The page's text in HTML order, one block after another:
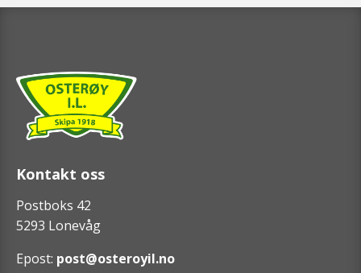
Kontakt oss
Postboks 42
5293 Lonevåg
Epost: post@osteroyil.no